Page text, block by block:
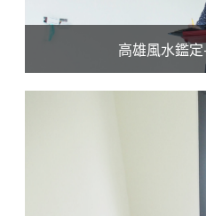
高雄風水鑑